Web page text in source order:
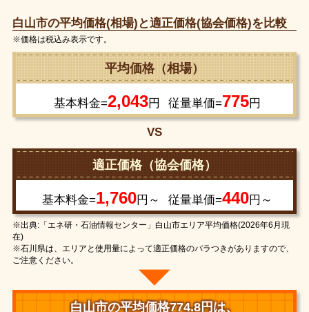
白山市の平均価格(相場)と適正価格(協会価格)を比較
※価格は税込み表示です。
平均価格（相場）
基本料金=2,043円 従量単価=775円
VS
適正価格（協会価格）
基本料金=1,760円～ 従量単価=440円～
※出典:「エネ研・石油情報センター」白山市エリア平均価格(2026年6月現
在)
※石川県は、エリアと使用量によって適正価格のバラつきがありますので、
ご注意ください。
白山市の平均価格774.8円は、